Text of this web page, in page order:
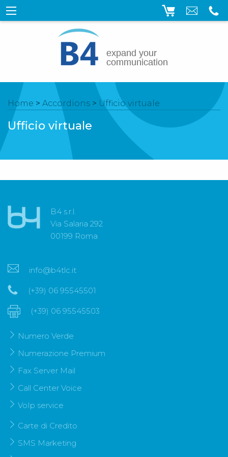
Home > Accordions > Ufficio virtuale
Ufficio virtuale
B4 s.r.l.
Via Salaria 292
00199 Roma
info@b4tlc.it
(+39) 06 95545501
(+39) 06 95545503
Numero Verde
Numerazione Premium
Fax Server Mail
Call Center Voice
VoIp service
Carte di Credito
SMS Marketing